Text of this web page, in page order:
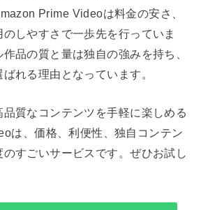
Prime Videoは料金の安さ、
しやすさで一歩先を行っていま
品の質と量は独自の強みを持ち、
れる理由となっています。
質なコンテンツを手軽に楽しめる
は、価格、利便性、独自コンテン
すごいサービスです。ぜひお試し